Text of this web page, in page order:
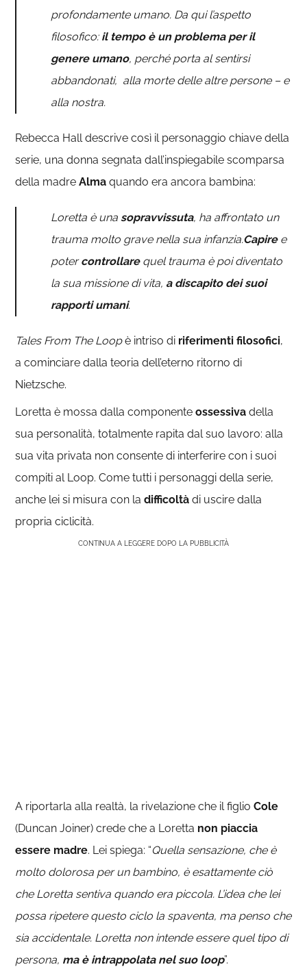
profondamente umano. Da qui l’aspetto
filosofico: il tempo è un problema per il
genere umano, perché porta al sentirsi
abbandonati, alla morte delle altre persone – e
alla nostra.
Rebecca Hall descrive così il personaggio chiave della
serie, una donna segnata dall’inspiegabile scomparsa
della madreAlma quando era ancora bambina:
Loretta è unasopravvissuta, ha affrontato un
trauma molto grave nella sua infanzia.Capiree
potercontrollarequel trauma è poi diventato
la sua missione di vita, a discapito dei suoi
rapporti umani.
Tales From The Loopè intriso di riferimenti filosofici,
a cominciare dalla teoria dell’eterno ritorno di
Nietzsche.
Loretta è mossa dalla componenteossessiva della
sua personalità, totalmente rapita dal suo lavoro: alla
sua vita privata non consente di interferire con i suoi
compiti al Loop. Come tutti i personaggi della serie,
anche lei si misura con ladifficoltà di uscire dalla
propria ciclicità.
CONTINUA A LEGGERE DOPO LA PUBBLICITÀ
A riportarla alla realtà, la rivelazione che il figlioCole
(Duncan Joiner) crede che a Loretta non piaccia
essere madre. Lei spiega: “Quella sensazione, che è
molto dolorosa per un bambino, è esattamente ciò
che Loretta sentiva quando era piccola. L’idea che lei
possa ripetere questo ciclo la spaventa, ma penso che
sia accidentale. Loretta non intende essere quel tipo di
persona, ma è intrappolata nel suo loop”.